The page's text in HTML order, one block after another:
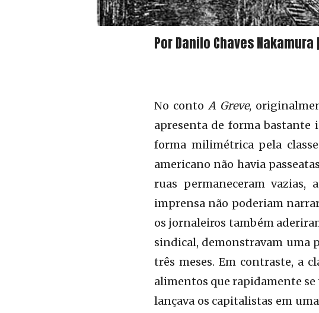
Por Danilo Chaves Nakamura
No conto A Greve,
apresenta de forma bastante
forma milimétrica pela
americano não havia
ruas permaneceram vazias,
imprensa não poderiam
os jornaleiros também
sindical, demonstravam uma
três meses. Em contraste, a
alimentos que rapidamente se
lançava os capitalistas em